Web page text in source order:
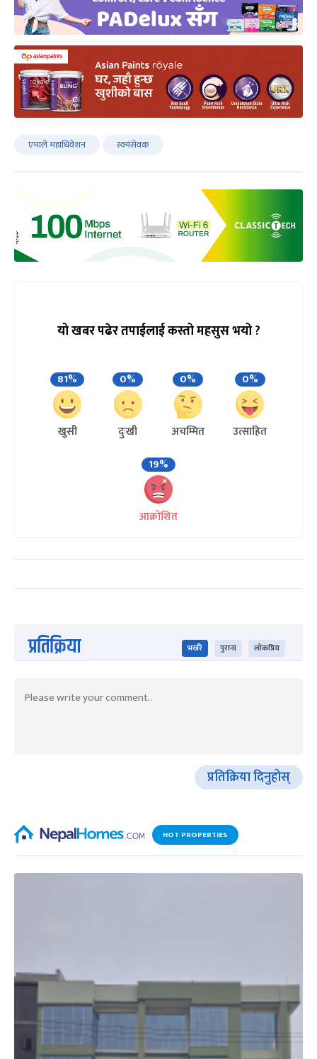
एमाले महाधिवेशन स्वयंसेवक
यो खबर पढेर तपाईलाई कस्तो महसुस भयो ?
81%
खुसी
0%
दुःखी
0%
अचम्मित
0%
उत्साहित
19%
आक्रोशित
प्रतिक्रिया भर्खरै पुराना लोकप्रिय
प्रतिक्रिया दिनुहोस्
HOT PROPERTIES